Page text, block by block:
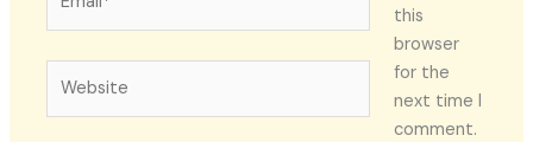
this
browser
for the
next time I
comment.